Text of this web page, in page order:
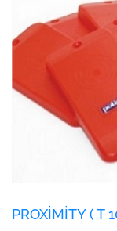
PROXİMİTY ( T